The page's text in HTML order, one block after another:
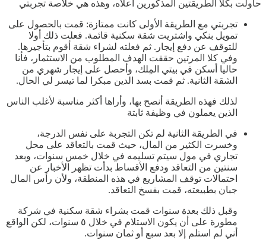
حاولت بكلا الطريقتين المذكورين أعلاه، وهذه هي خلاصة تجربتي
تجربتي مع الطريقة الأولى كانت ممتازة: قمت بالحصول على
تمويل بنكي واشتريت شقة سكنية قائمة. فعلت ذلك أولا
للتوقف عن دفع إيجار. ثم فعلته لشراء شقة أقوم بتأجيرها.
وفي كلا المرتين حققت الهدف المطلوب من الاستثمار، فأنا
حاليا أسكن في بيتي المِلك، وأحصل على إيجار شهري من
الشقة الثانية. ثم قمت بسد الدين مبكرا لما تيسر لي الحال.
لذلك فهذه الطريقة أنصح بها، وأراها أكثر مناسبة لأغلب الناس
الذين يعملون في وظيفة ثابتة
في الطريقة الثانية لم تكن التجربة على نفس الدرجة،
وخسرت الكثير من المال، حيث قمت بالتعاقد على محل
تجاري في مول سيتم تسليمه في خلال خمس سنوات، وبعد
سنتين من التعاقد ودفع الأقساط بدأت تظهر الأخبار عن
احتمالات توقف المشاريع في هذه المنطقة، ولأن رأس المال
جبان بطبيعته، قمت بفسخ التعاقد.
وقبل ذلك بعدة سنوات قمت بشراء شقة سكنية في شركة
مطورة على أن يكون الاستلام في خلال ٥ سنوات، لكن الواقع
أني لم استلم إلا بعد سبع أو ثمان سنوات.